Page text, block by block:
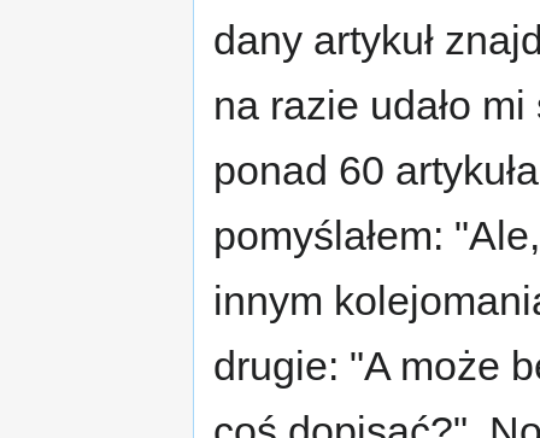
dany artykuł
na razie udało
ponad 60
pomyślałem:
innym
drugie: "A może